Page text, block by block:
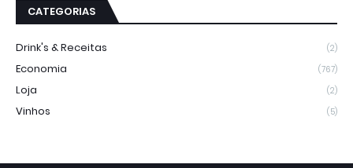
CATEGORIAS
Drink's & Receitas (2)
Economia (767)
Loja (2)
Vinhos (5)